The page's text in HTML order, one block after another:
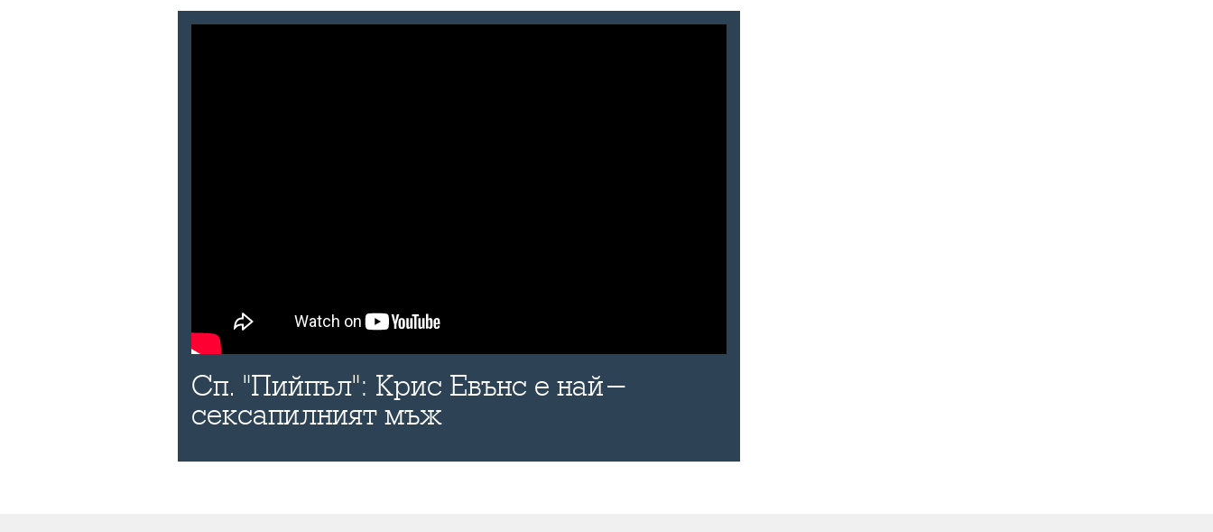
Сп. "Пийпъл": Крис Евънс е най-
сексапилният мъж